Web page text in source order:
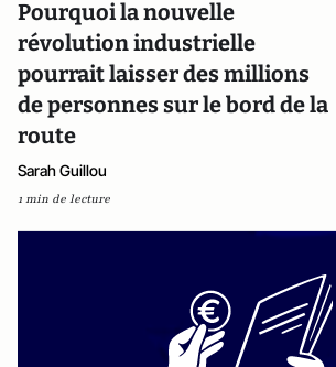
Pourquoi la nouvelle
révolution industrielle
pourrait laisser des millions
de personnes sur le bord de la
route
Sarah Guillou
1 min de lecture